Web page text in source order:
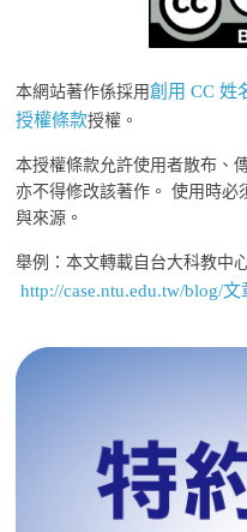
本網站著作係採用創用 CC 姓
授權條款授權。
本授權條款允許使用者散布、
亦不得修改該著作。 使用時必
與來源。
舉例：本文轉載自台大科教中
http://case.ntu.edu.tw/blog/